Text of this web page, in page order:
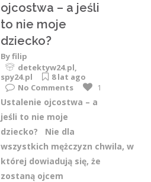
ojcostwa – a jeśli
to nie moje
dziecko?
Byfilip
detektyw24.pl,
spy24.pl
8 lat ago
No Comments
1
Ustalenie ojcostwa – a
jeśli to nie moje
dziecko? Nie dla
wszystkich mężczyzn chwila, w
której dowiadują się, że
zostaną ojcem